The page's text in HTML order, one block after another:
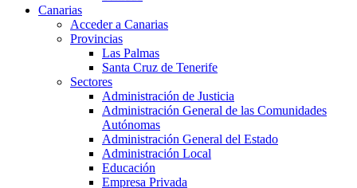
Canarias
Acceder a Canarias
Provincias
Las Palmas
Santa Cruz de Tenerife
Sectores
Administración de Justicia
Administración General de las Comunidades
Autónomas
Administración General del Estado
Administración Local
Educación
Empresa Privada